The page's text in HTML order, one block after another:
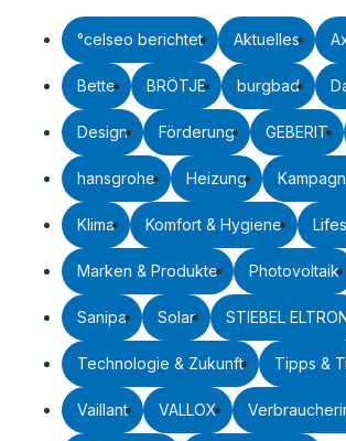
°celseo berichtet Aktuelles
Bette BRÖTJE burgbad
Design Förderung GEBERIT
hansgrohe Heizung
Klima Komfort & Hygiene
Marken & Produkte Photovoltaik
Sanipa Solar STIEBEL
Technologie & Zukunft Tipps &
Vaillant VALLOX